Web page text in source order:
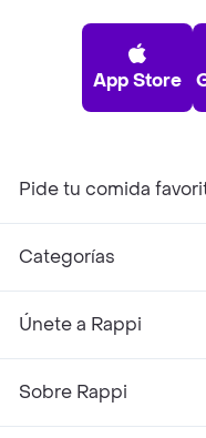
App Store
Pide tu comida
Categorías
Únete a Rappi
Sobre Rappi